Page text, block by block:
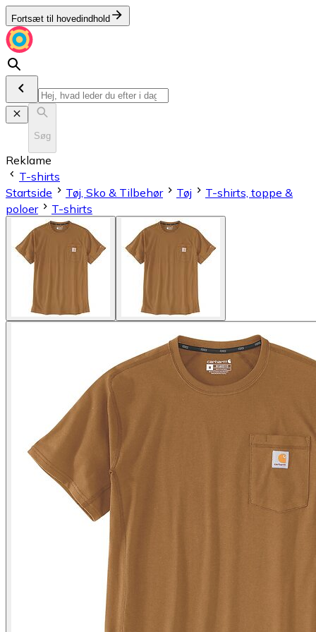
Fortsæt til hovedindhold
Søg
Reklame
T-shirts
Startside
Tøj, Sko & Tilbehør Tøj
T-shirts, toppe &
poloer
T-shirts